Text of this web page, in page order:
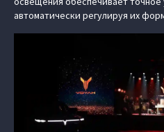
автоматически регулируя их